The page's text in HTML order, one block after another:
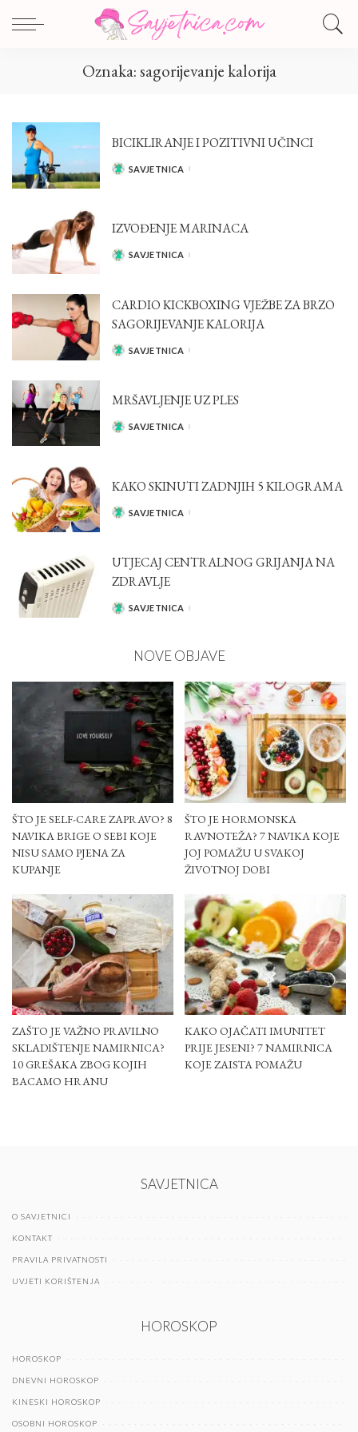
Oznaka:sagorijevanje kalorija
BICIKLIRANJE I POZITIVNI UČINCI
POSTED
SAVJETNICA
IZVOĐENJE MARINACA
POSTED
SAVJETNICA
CARDIO KICKBOXING VJEŽBE ZA BRZO
SAGORIJEVANJE KALORIJA
POSTED
SAVJETNICA
MRŠAVLJENJE UZ PLES
POSTED
SAVJETNICA
KAKO SKINUTI ZADNJIH 5 KILOGRAMA
POSTED
SAVJETNICA
UTJECAJ CENTRALNOG GRIJANJA NA
ZDRAVLJE
POSTED
SAVJETNICA
NOVE OBJAVE
ŠTO JE SELF-CARE ZAPRAVO? 8
NAVIKA BRIGE O SEBI KOJE
NISU SAMO PJENA ZA
KUPANJE
ŠTO JE HORMONSKA
RAVNOTEŽA? 7 NAVIKA KOJE
JOJ POMAŽU U SVAKOJ
ŽIVOTNOJ DOBI
ZAŠTO JE VAŽNO PRAVILNO
SKLADIŠTENJE NAMIRNICA?
10 GREŠAKA ZBOG KOJIH
BACAMO HRANU
KAKO OJAČATI IMUNITET
PRIJE JESENI? 7 NAMIRNICA
KOJE ZAISTA POMAŽU
SAVJETNICA
O SAVJETNICI
KONTAKT
PRAVILA PRIVATNOSTI
UVJETI KORIŠTENJA
HOROSKOP
HOROSKOP
DNEVNI HOROSKOP
KINESKI HOROSKOP
OSOBNI HOROSKOP